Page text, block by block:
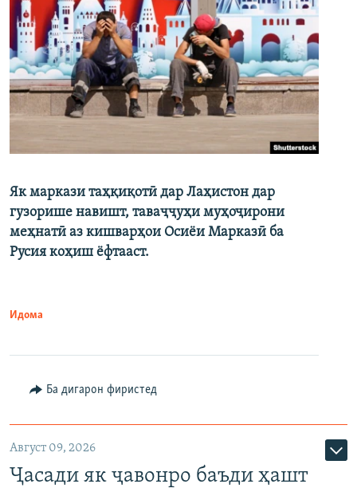
Як маркази таҳқиқотӣ дар Лаҳистон дар
гузорише навишт, таваҷҷуҳи муҳоҷирони
меҳнатӣ аз кишварҳои Осиёи Марказӣ ба
Русия коҳиш ёфтааст.
Идома
Ба дигарон фиристед
Август 09, 2026
Ҷасади як ҷавонро баъди ҳашт